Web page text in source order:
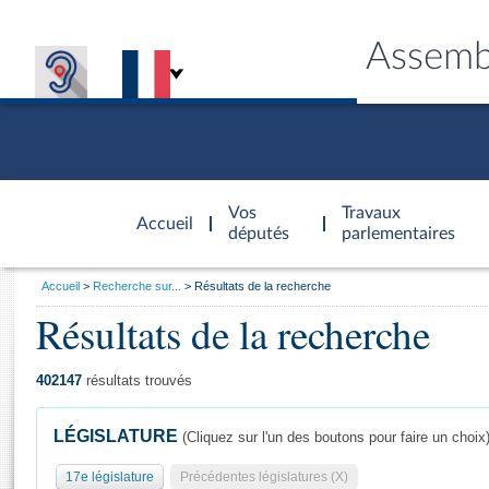
Accueil
d'accueil
Vos
députés
Travaux
parlementaires
Général
Vous
Accueil Recherche sur... Résultats de la recherche
Résultats de la recherche
402147 résultats trouvés
LÉGISLATURE (Cliquez sur l'un des boutons pour faire un choix)
17e législature Précédentes législatures (X)